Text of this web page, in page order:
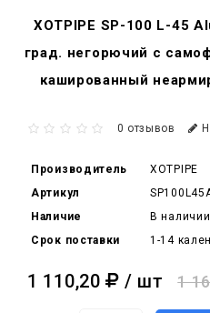
XOTPIPE SP-100 L-45
град. негорючий c
кашированный
0 отзывов
Производитель
XOTPIPE
Артикул
Наличие
В наличии
Срок поставки
1-14
1 110,20 / шт 1